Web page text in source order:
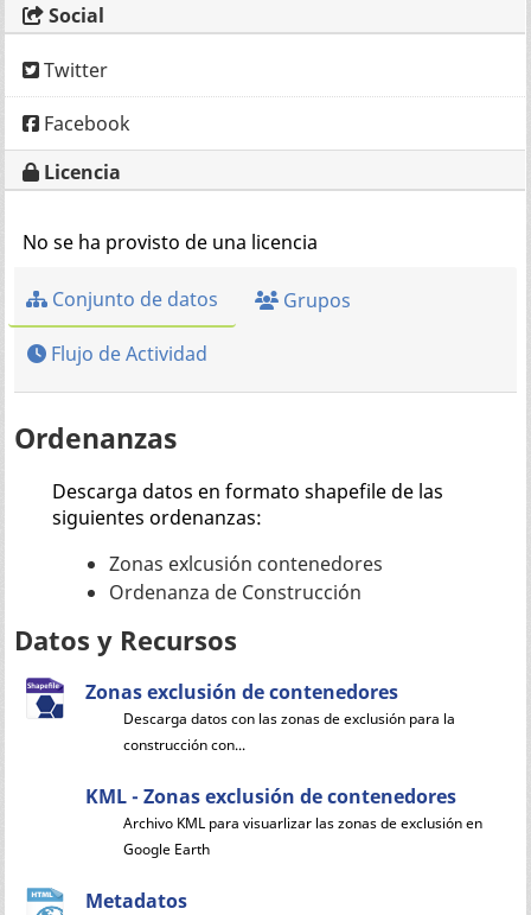
Social
Twitter
Facebook
Licencia
No se ha provisto de una licencia
Conjunto de datos Grupos
Flujo de Actividad
Ordenanzas
Descarga datos en formato shapefile de las
siguientes ordenanzas:
Zonas exlcusión contenedores
Ordenanza de Construcción
Datos y Recursos
Zonas exclusión de contenedores
Descarga datos con las zonas de exclusión para la
construcción con...
KML - Zonas exclusión de contenedores
Archivo KML para visuarlizar las zonas de exclusión en
Google Earth
Metadatos